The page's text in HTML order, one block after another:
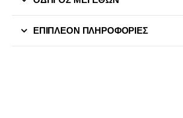
ΕΠΙΠΛΈΟΝ ΠΛΗΡΟΦΟΡΊΕΣ